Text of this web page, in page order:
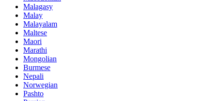
Malagasy
Malay
Malayalam
Maltese
Maori
Marathi
Mongolian
Burmese
Nepali
Norwegian
Pashto